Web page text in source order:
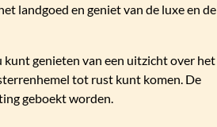
landgoed en geniet van de luxe en de
genieten van een uitzicht over het
tot rust kunt komen. De
geboekt worden.